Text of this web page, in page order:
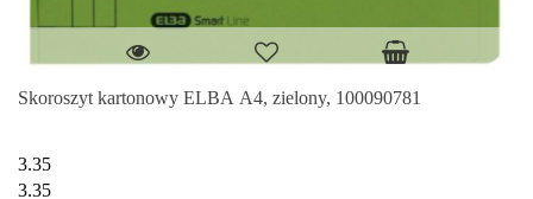
Skoroszyt kartonowy ELBA A4, zielony, 100090781
3.35
3.35